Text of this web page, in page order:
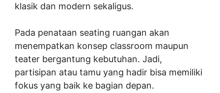
klasik dan modern sekaligus.
Pada penataan seating ruangan akan
menempatkan konsep classroom maupun
teater bergantung kebutuhan. Jadi,
partisipan atau tamu yang hadir bisa memiliki
fokus yang baik ke bagian depan.